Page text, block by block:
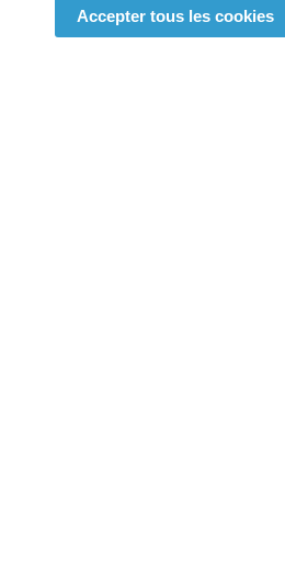
Accepter tous les cookies